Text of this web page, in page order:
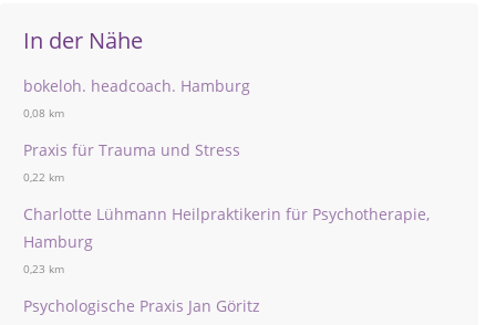
In der Nähe
bokeloh. headcoach. Hamburg
0,08 km
Praxis für Trauma und Stress
0,22 km
Charlotte Lühmann Heilpraktikerin für Psychotherapie,
Hamburg
0,23 km
Psychologische Praxis Jan Göritz